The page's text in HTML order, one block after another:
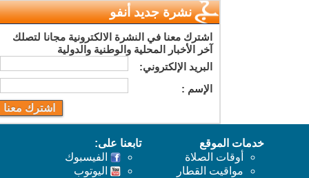
نشرة جديد أنفو
اشترك معنا في النشرة الالكترونية مجانا لتصلك
آخر الأخبار المحلية والوطنية والدولية
البريد اﻹلكتروني:
اﻹسم :
خدمات الموقع
أوقات الصلاة
مواقيت القطار
تابعنا على:
الفيسبوك
اليوتوب